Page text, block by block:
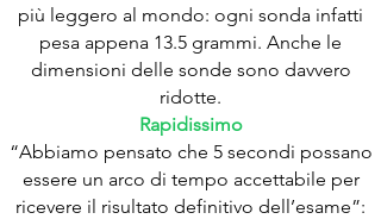
più leggero al mondo: ogni sonda infatti
pesa appena 13.5 grammi. Anche le
dimensioni delle sonde sono davvero
ridotte.
Rapidissimo
“Abbiamo pensato che 5 secondi possano
essere un arco di tempo accettabile per
ricevere il risultato definitivo dell’esame”: